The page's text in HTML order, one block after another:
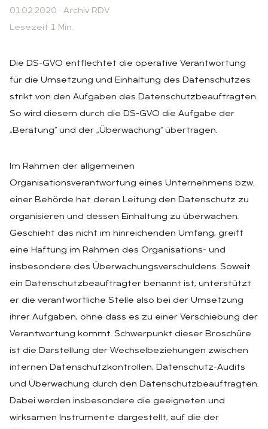
01.02.2020 · Archiv RDV
Lesezeit 1 Min.
Die DS-GVO entflechtet die operative Verantwortung
für die Umsetzung und Einhaltung des Datenschutzes
strikt von den Aufgaben des Datenschutzbeauftragten.
So wird diesem durch die DS-GVO die Aufgabe der
„Beratung“ und der „Überwachung“ übertragen.
Im Rahmen der allgemeinen
Organisationsverantwortung eines Unternehmens bzw.
einer Behörde hat deren Leitung den Datenschutz zu
organisieren und dessen Einhaltung zu überwachen.
Geschieht das nicht im hinreichenden Umfang, greift
eine Haftung im Rahmen des Organisations- und
insbesondere des Überwachungsverschuldens. Soweit
ein Datenschutzbeauftragter benannt ist, unterstützt
er die verantwortliche Stelle also bei der Umsetzung
ihrer Aufgaben, ohne dass es zu einer Verschiebung der
Verantwortung kommt. Schwerpunkt dieser Broschüre
ist die Darstellung der Wechselbeziehungen zwischen
internen Datenschutzkontrollen, Datenschutz-Audits
und Überwachung durch den Datenschutzbeauftragten.
Dabei werden insbesondere die geeigneten und
wirksamen Instrumente dargestellt, auf die der